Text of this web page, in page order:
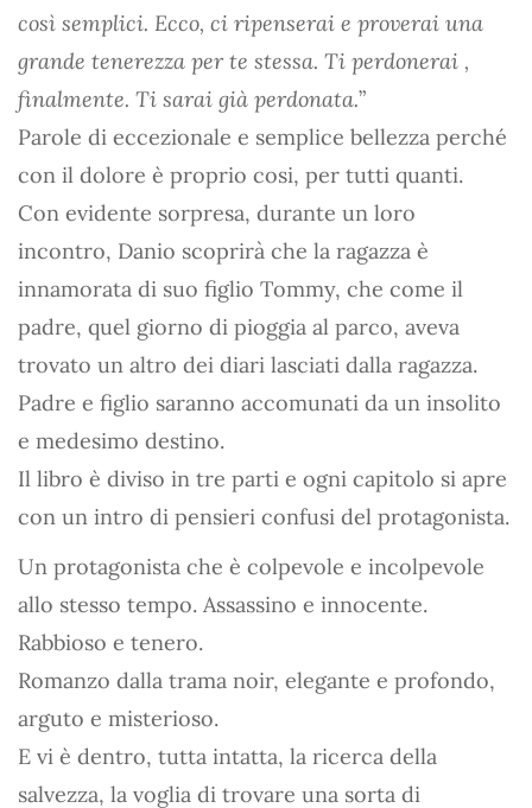
così semplici. Ecco, ci ripenserai e proverai una
grande tenerezza per te stessa. Ti perdonerai ,
finalmente. Ti sarai già perdonata.”
Parole di eccezionale e semplice bellezza perché
con il dolore è proprio cosi, per tutti quanti.
Con evidente sorpresa, durante un loro
incontro, Danio scoprirà che la ragazza è
innamorata di suo figlio Tommy, che come il
padre, quel giorno di pioggia al parco, aveva
trovato un altro dei diari lasciati dalla ragazza.
Padre e figlio saranno accomunati da un insolito
e medesimo destino.
Il libro è diviso in tre parti e ogni capitolo si apre
con un intro di pensieri confusi del protagonista.
Un protagonista che è colpevole e incolpevole
allo stesso tempo. Assassino e innocente.
Rabbioso e tenero.
Romanzo dalla trama noir, elegante e profondo,
arguto e misterioso.
E vi è dentro, tutta intatta, la ricerca della
salvezza, la voglia di trovare una sorta di